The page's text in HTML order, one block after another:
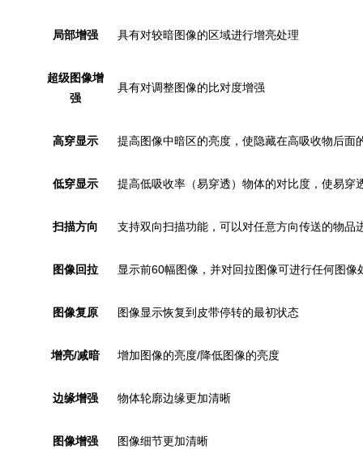
局部增强 具有对较暗图像的区域进行增亮处理
超级图像增
强
具有对调整图像的比对度增强
高穿显示 提高图像中暗区的亮度，使隐藏在高吸收物后面
低穿显示 提高低吸收率（易穿透）物体的对比度，使易穿
扫描方向 支持双向扫描功能，可以对任意方向传送的物品
图像回拉 显示前60幅图像，并对回拉图像可进行任何图像
图像复原 图像显示恢复到皮带停转的最初状态
增亮/减暗 增加图像的亮度/降低图像的亮度
边缘增强 物体轮廓边缘更加清晰
图像增强 图像细节更加清晰